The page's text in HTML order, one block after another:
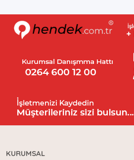
KURUMSAL